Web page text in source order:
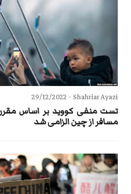
Shahriar Ayazi -
29/12/2022
تست منفی کووید بر اساس
مسافر از چین الزامی شد